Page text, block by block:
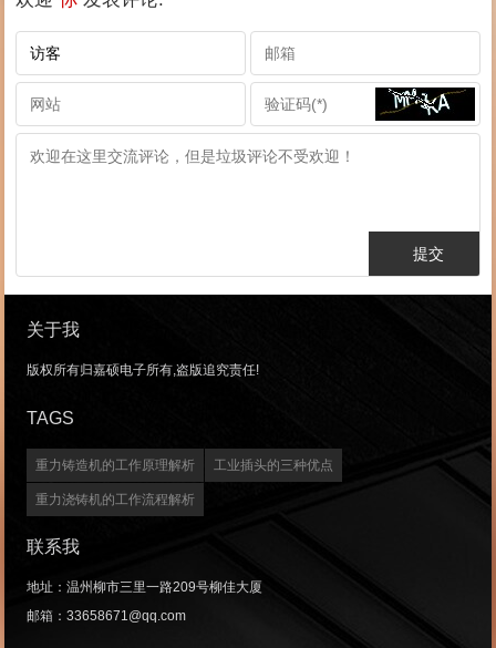
关于我
版权所有归嘉硕电子所有,盗版追究责任!
TAGS
重力铸造机的工作原理解析 工业插头的三种优点
重力浇铸机的工作流程解析
联系我
地址：温州柳市三里一路209号柳佳大厦
邮箱：33658671@qq.com